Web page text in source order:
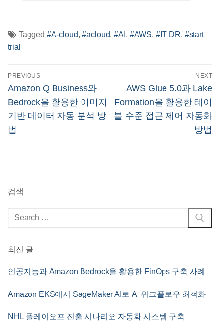
Tagged #A-cloud, #acloud, #AI , #AWS, #IT DR, #start
trial
글
탐
색
PREVIOUS
Previous
post:
Amazon Q Business와
Bedrock을 활용한 이미지
기반 데이터 자동 분석 방
법
NEXT
Next
post:
AWS Glue 5.0과 Lake
Formation을 활용한 테이
블 수준 접근 제어 자동화
방법
검색
검
색
최신 글
인공지능과 Amazon Bedrock을 활용한 FinOps 구축 사례
Amazon EKS에서 SageMaker AI로 AI 워크플로우 최적화
NHL 플레이오프 진출 시나리오 자동화 시스템 구축